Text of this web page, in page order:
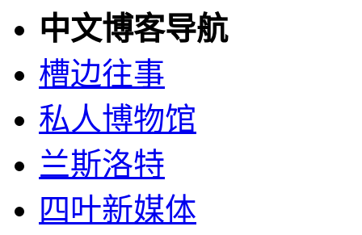
中文博客导航
槽边往事
私人博物馆
兰斯洛特
四叶新媒体